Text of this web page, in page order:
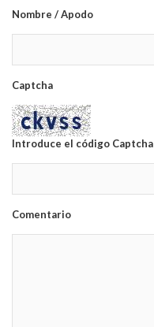
Nombre / Apodo
Captcha
Introduce el código Captcha
Comentario